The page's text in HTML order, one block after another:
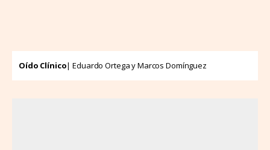
Oído Clínico| Eduardo Ortega y Marcos Domínguez